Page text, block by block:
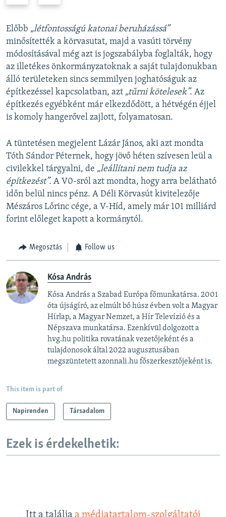
v
i
o
u
s
s
l
i
e
t
s
l
i
d
e
Előbb „létfontosságú katonai beruházássá”
minősítették a körvasutat, majd a vasúti törvény
módosításával még azt is jogszabályba foglalták, hogy
az illetékes önkormányzatoknak a saját tulajdonukban
álló területeken sincs semmilyen joghatóságuk az
építkezéssel kapcsolatban, azt „tűrni kötelesek”. Az
építkezés egyébként már elkezdődött, a hétvégén éjjel
is komoly hangerővel zajlott, folyamatosan.
A tüntetésen megjelent Lázár János, aki azt mondta
Tóth Sándor Péternek, hogy jövő héten szívesen leül a
civilekkel tárgyalni, de „leállítani nem tudja az
építkezést”. A V0-sról azt mondta, hogy arra belátható
időn belül nincs pénz. A Déli Körvasút kivitelezője
Mészáros Lőrinc cége, a V-Híd, amely már 101 milliárd
forint előleget kapott a kormánytól.
Megosztás Follow us
Kósa András
Kósa András a Szabad Európa főmunkatársa. 2001
óta újságíró, az elmúlt bő húsz évben volt a Magyar
Hírlap, a Magyar Nemzet, a Hír Televízió és a
Népszava munkatársa. Ezenkívül dolgozott a
hvg.hu politika rovatának vezetőjeként és a
tulajdonosok által 2022 augusztusában
megszüntetett azonnali.hu főszerkesztőjeként is.
This item is part of
Napirenden Társadalom
Ezek is érdekelhetik: